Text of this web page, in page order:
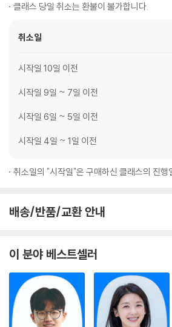
클래스 당일 취소는 환불이 불가합니다.
취소일
시작일 10일 이전
시작일 9일 ~ 7일 이전
시작일 6일 ~ 5일 이전
시작일 4일 ~ 1일 이전
취소일의 "시작일"은 구매하신 클래스의 진행
배송/반품/교환 안내
이 분야 베스트셀러